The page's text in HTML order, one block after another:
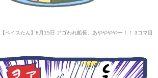
【ベイスたん】8月15日 アゴわれ船長、あややややー！！ 3コマ目